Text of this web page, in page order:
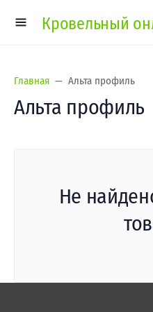
Кровельный
Главная Альта профиль
Альта профиль
Не